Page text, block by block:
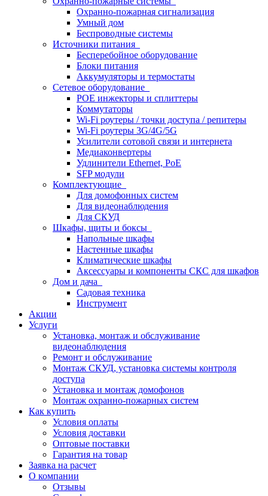
Охранно-пожарная сигнализация
Умный дом
Беспроводные системы
Источники питания
Бесперебойное оборудование
Блоки питания
Аккумуляторы и термостаты
Сетевое оборудование
POE инжекторы и сплиттеры
Коммутаторы
Wi-Fi роутеры / точки доступа / репитеры
Wi-Fi роутеры 3G/4G/5G
Усилители сотовой связи и интернета
Медиаконвертеры
Удлинители Ethernet, PoE
SFP модули
Комплектующие
Для домофонных систем
Для видеонаблюдения
Для СКУД
Шкафы, щиты и боксы
Напольные шкафы
Настенные шкафы
Климатические шкафы
Аксессуары и компоненты СКС для шкафов
Дом и дача
Садовая техника
Инструмент
Акции
Услуги
Установка, монтаж и обслуживание
видеонаблюдения
Ремонт и обслуживание
Монтаж СКУД, установка системы контроля
доступа
Установка и монтаж домофонов
Монтаж охранно-пожарных систем
Как купить
Условия оплаты
Условия доставки
Оптовые поставки
Гарантия на товар
Заявка на расчет
О компании
Отзывы